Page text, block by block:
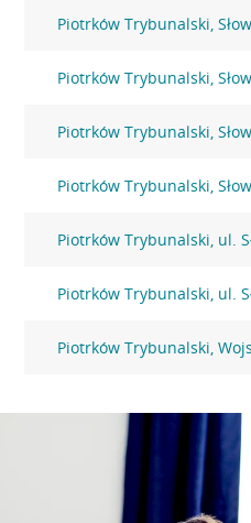
Piotrków Trybunalski,
Piotrków Trybunalski,
Piotrków Trybunalski,
Piotrków Trybunalski,
Piotrków Trybunalski, ul.
Piotrków Trybunalski, ul.
Piotrków Trybunalski,